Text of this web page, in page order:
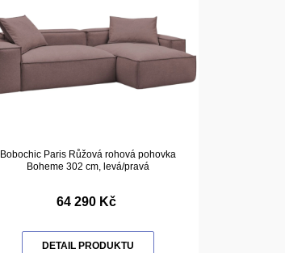
Bobochic Paris Růžová rohová pohovka
Boheme 302 cm, levá/pravá
64 290 Kč
DETAIL PRODUKTU